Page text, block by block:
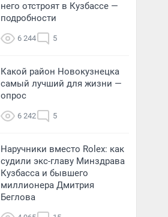
него отстроят в Кузбассе —
подробности
6 244 5
Какой район Новокузнецка
самый лучший для жизни —
опрос
6 242 5
Наручники вместо Rolex: как
судили экс-главу Минздрава
Кузбасса и бывшего
миллионера Дмитрия
Беглова